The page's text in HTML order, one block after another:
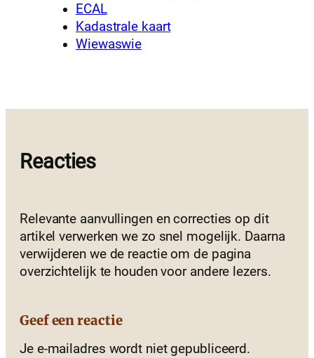
ECAL
Kadastrale kaart
Wiewaswie
Reacties
Relevante aanvullingen en correcties op dit
artikel verwerken we zo snel mogelijk. Daarna
verwijderen we de reactie om de pagina
overzichtelijk te houden voor andere lezers.
Geef een reactie
Je e-mailadres wordt niet gepubliceerd.